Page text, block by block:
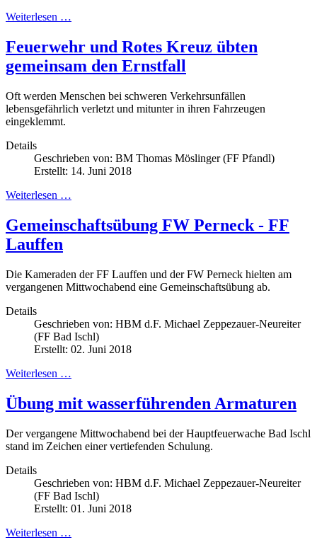
Weiterlesen …
Feuerwehr und Rotes Kreuz übten
gemeinsam den Ernstfall
Oft werden Menschen bei schweren Verkehrsunfällen
lebensgefährlich verletzt und mitunter in ihren Fahrzeugen
eingeklemmt.
Details
Geschrieben von: BM Thomas Möslinger (FF Pfandl)
Erstellt: 14. Juni 2018
Weiterlesen …
Gemeinschaftsübung FW Perneck - FF
Lauffen
Die Kameraden der FF Lauffen und der FW Perneck hielten am
vergangenen Mittwochabend eine Gemeinschaftsübung ab.
Details
Geschrieben von: HBM d.F. Michael Zeppezauer-Neureiter
(FF Bad Ischl)
Erstellt: 02. Juni 2018
Weiterlesen …
Übung mit wasserführenden Armaturen
Der vergangene Mittwochabend bei der Hauptfeuerwache Bad Ischl
stand im Zeichen einer vertiefenden Schulung.
Details
Geschrieben von: HBM d.F. Michael Zeppezauer-Neureiter
(FF Bad Ischl)
Erstellt: 01. Juni 2018
Weiterlesen …